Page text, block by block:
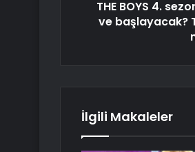
THE BOYS 4.
ve başlayacak?
İlgili Makaleler